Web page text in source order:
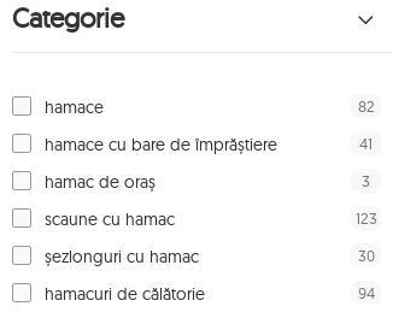
Categorie
hamace 82
hamace cu bare de împrăștiere 41
hamac de oraș 3
scaune cu hamac 123
șezlonguri cu hamac 30
hamacuri de călătorie 94